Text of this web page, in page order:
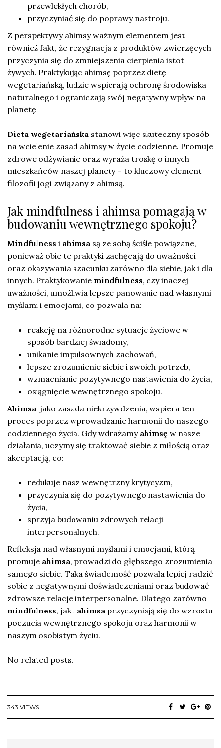
przewlekłych chorób,
przyczyniać się do poprawy nastroju.
Z perspektywy ahimsy ważnym elementem jest
również fakt, że rezygnacja z produktów zwierzęcych
przyczynia się do zmniejszenia cierpienia istot
żywych. Praktykując ahimsę poprzez dietę
wegetariańską, ludzie wspierają ochronę środowiska
naturalnego i ograniczają swój negatywny wpływ na
planetę.
Dieta wegetariańska stanowi więc skuteczny sposób
na wcielenie zasad ahimsy w życie codzienne. Promuje
zdrowe odżywianie oraz wyraża troskę o innych
mieszkańców naszej planety – to kluczowy element
filozofii jogi związany z ahimsą.
Jak mindfulness i ahimsa pomagają w
budowaniu wewnętrznego spokoju?
Mindfulness i ahimsa są ze sobą ściśle powiązane,
ponieważ obie te praktyki zachęcają do uważności
oraz okazywania szacunku zarówno dla siebie, jak i dla
innych. Praktykowanie mindfulness, czy inaczej
uważności, umożliwia lepsze panowanie nad własnymi
myślami i emocjami, co pozwala na:
reakcję na różnorodne sytuacje życiowe w
sposób bardziej świadomy,
unikanie impulsownych zachowań,
lepsze zrozumienie siebie i swoich potrzeb,
wzmacnianie pozytywnego nastawienia do życia,
osiągnięcie wewnętrznego spokoju.
Ahimsa, jako zasada niekrzywdzenia, wspiera ten
proces poprzez wprowadzanie harmonii do naszego
codziennego życia. Gdy wdrażamy ahimsę w nasze
działania, uczymy się traktować siebie z miłością oraz
akceptacją, co:
redukuje nasz wewnętrzny krytycyzm,
przyczynia się do pozytywnego nastawienia do
życia,
sprzyja budowaniu zdrowych relacji
interpersonalnych.
Refleksja nad własnymi myślami i emocjami, którą
promuje ahimsa, prowadzi do głębszego zrozumienia
samego siebie. Taka świadomość pozwala lepiej radzić
sobie z negatywnymi doświadczeniami oraz budować
zdrowsze relacje interpersonalne. Dlatego zarówno
mindfulness, jak i ahimsa przyczyniają się do wzrostu
poczucia wewnętrznego spokoju oraz harmonii w
naszym osobistym życiu.
No related posts.
343 VIEWS